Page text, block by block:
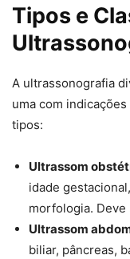
Tipos e
A ultrassonografia
uma com
tipos:
Ultrassom
idade
morfologia. Deve
Ultrassom
biliar, pâncreas,